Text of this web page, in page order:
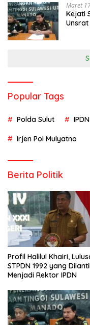
Maret
Kejati
Popular Tags
Polda Sulut IPDN
Irjen Pol Mulyatno
Berita Politik
Profil Halilul Khairi,
STPDN 1992 yang
Menjadi Rektor IPDN